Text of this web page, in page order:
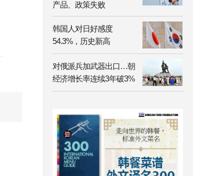
产品、政策失败
韩国人对日好感度
54.3%，历史新高
对俄派兵加武器出口…朝
经济增长率连续3年破3%